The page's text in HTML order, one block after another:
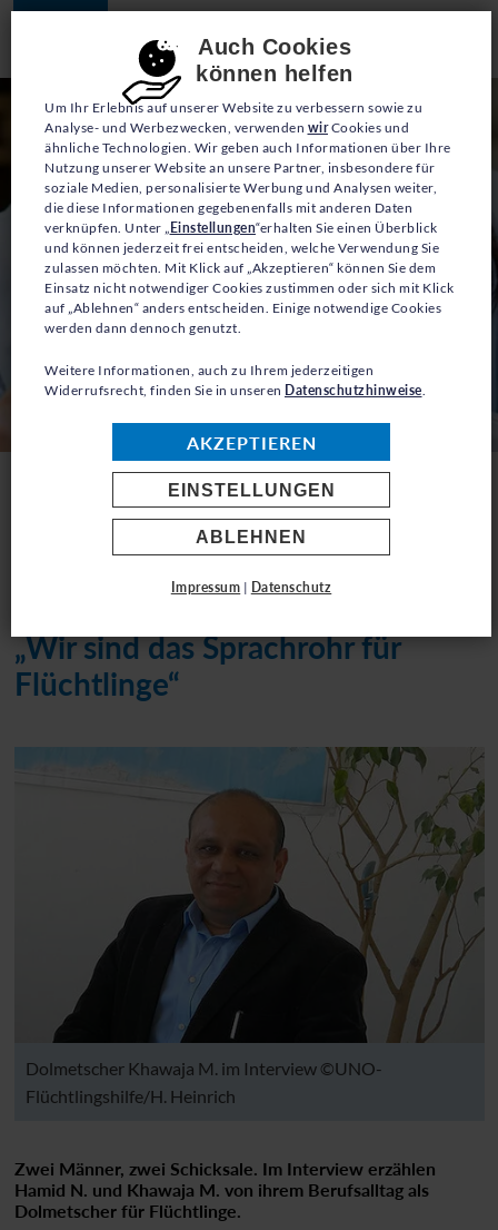
Consent-Einstellungen
Auch Cookies
können helfen
Um Ihr Erlebnis auf unserer Website zu verbessern sowie zu
Analyse- und Werbezwecken, verwenden wirCookies und
ähnliche Technologien. Wir geben auch Informationen über Ihre
Nutzung unserer Website an unsere Partner, insbesondere für
soziale Medien, personalisierte Werbung und Analysen weiter,
die diese Informationen gegebenenfalls mit anderen Daten
verknüpfen. Unter „ Einstellungen“erhalten Sie einen Überblick
und können jederzeit frei entscheiden, welche Verwendung Sie
zulassen möchten. Mit Klick auf „Akzeptieren“ können Sie dem
Einsatz nicht notwendiger Cookies zustimmen oder sich mit Klick
auf „Ablehnen“ anders entscheiden. Einige notwendige Cookies
werden dann dennoch genutzt.
Weitere Informationen, auch zu Ihrem jederzeitigen
Widerrufsrecht, finden Sie in unseren Datenschutzhinweise.
AKZEPTIEREN
EINSTELLUNGEN
ABLEHNEN
Impressum | Datenschutz
JETZT SPENDEN
Helfer berichten
„Wir sind das Sprachrohr für
Flüchtlinge“
Dolmetscher Khawaja M. im Interview ©UNO-
Flüchtlingshilfe/H. Heinrich
Zwei Männer, zwei Schicksale. Im Interview erzählen
Hamid N. und Khawaja M. von ihrem Berufsalltag als
Dolmetscher für Flüchtlinge.